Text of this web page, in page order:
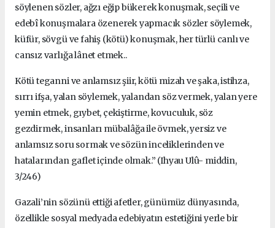
söylenen sözler, ağzı eğip bükerek konuşmak, seçili ve
edebî konuşmalara özenerek yapmacık sözler söylemek,
küfür, sövgü ve fahiş (kötü) konuşmak, her türlü canlı ve
cansız varlığa lânet etmek..
Kötü teganni ve anlamsız şiir, kötü mizah ve şaka, istihza,
sırrı ifşa, yalan söylemek, yalandan söz vermek, yalan yere
yemin etmek, gıybet, çekiştirme, kovuculuk, söz
gezdirmek, insanları mübalâğa ile övmek, yersiz ve
anlamsız soru sormak ve sözün inceliklerinden ve
hatalarından gaflet içinde olmak.” (Ihyau Ulû- middin,
3/246)
Gazali’nin sözünü ettiği afetler, günümüz dünyasında,
özellikle sosyal medyada edebiyatın estetiğini yerle bir